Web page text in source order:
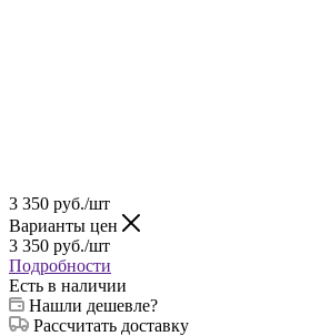
3 350 руб./шт
Варианты цен
3 350 руб./шт
Подробности
Есть в наличии
Нашли дешевле?
Рассчитать доставку